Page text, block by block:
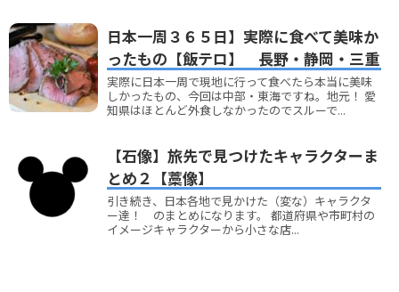
日本一周３６５日】実際に食べて美味か
ったもの【飯テロ】 長野・静岡・三重
実際に日本一周で現地に行って食べたら本当に美味
しかったもの、今回は中部・東海ですね。地元！ 愛
知県はほとんど外食しなかったのでスルーで...
【石像】旅先で見つけたキャラクターま
とめ２【藁像】
引き続き、日本各地で見かけた（変な）キャラクタ
ー達！ のまとめになります。 都道府県や市町村の
イメージキャラクターから小さな店...